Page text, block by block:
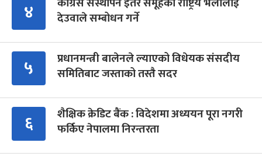
४
देउवाले सम्बोधन गर्ने
५
प्रधानमन्त्री बालेनले ल्याएको विधेयक संसदीय
समितिबाट जस्ताको तस्तै सदर
६
शैक्षिक क्रेडिट बैंक : विदेशमा अध्ययन पूरा नगरी
फर्किए नेपालमा निरन्तरता